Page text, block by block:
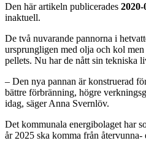
Den här artikeln publicerades 2020-
inaktuell.
De två nuvarande pannorna i
ursprungligen med olja och kol
pellets. Nu har de nått sin tekniska
– Den nya pannan är konstruerad
bättre förbränning, högre
idag, säger Anna Svernlöv.
Det kommunala energibolaget har
år 2025 ska komma från